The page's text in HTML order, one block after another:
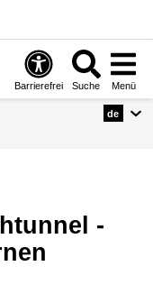
Barrierefrei Suche Menü
de
-